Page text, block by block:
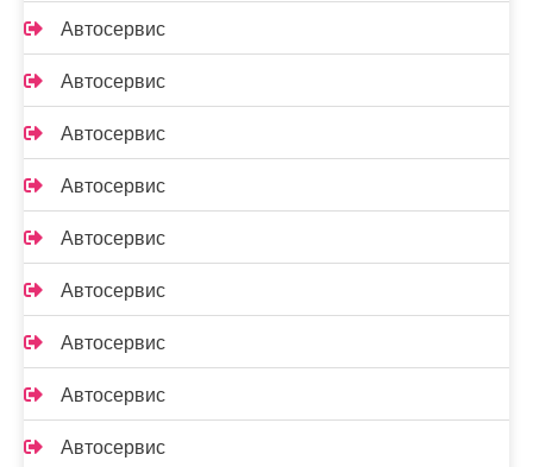
Автосервис
Автосервис
Автосервис
Автосервис
Автосервис
Автосервис
Автосервис
Автосервис
Автосервис